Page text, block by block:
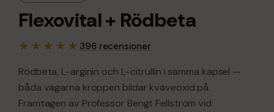
Flexovital + Rödbeta
★★★★★ 396 recensioner
Rödbeta, L-arginin och L-citrullin i samma kapsel —
båda vägarna kroppen bildar kväveoxid på.
Framtagen av Professor Bengt Fellström vid